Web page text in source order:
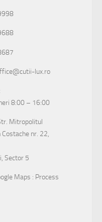
lux.ro
8:00 – 16:00
Mitropolitul
nr. 22,
Sector 5
Maps : Process